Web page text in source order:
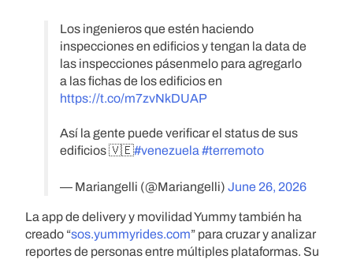
Los ingenieros que estén haciendo
inspecciones en edificios y tengan la data de
las inspecciones pásenmelo para agregarlo
a las fichas de los edificios en
https://t.co/m7zvNkDUAP
Así la gente puede verificar el status de sus
edificios 🇻🇪#venezuela #terremoto
— Mariangelli (@Mariangelli) June 26, 2026
La app de delivery y movilidad Yummy también ha
creado “sos.yummyrides.com” para cruzar y analizar
reportes de personas entre múltiples plataformas. Su